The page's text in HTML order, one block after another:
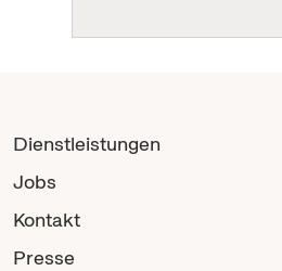
Dienstleistungen
Jobs
Kontakt
Presse